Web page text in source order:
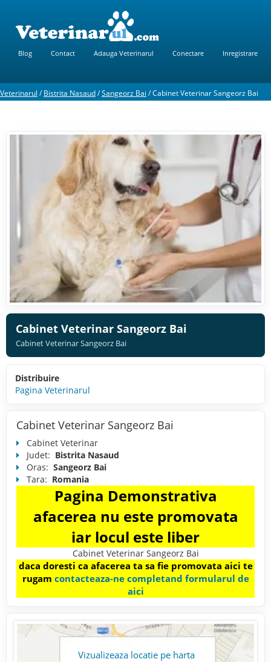
Blog Contact Adauga Veterinarul Conectare Inregistrare
Veterinarul /Bistrita Nasaud/Sangeorz Bai /Cabinet Veterinar Sangeorz Bai
Cabinet Veterinar Sangeorz Bai
Cabinet Veterinar Sangeorz Bai
Distribuire
Pagina Veterinarul
Cabinet Veterinar Sangeorz Bai
Cabinet Veterinar
Judet: Bistrita Nasaud
Oras: Sangeorz Bai
Tara: Romania
Pagina Demonstrativa
afacerea nu este promovata
iar locul este liber
Cabinet Veterinar Sangeorz Bai
daca doresti ca afacerea ta sa fie promovata aici te
rugam contacteaza-ne completand formularul de
aici
Vizualizeaza locatie pe harta